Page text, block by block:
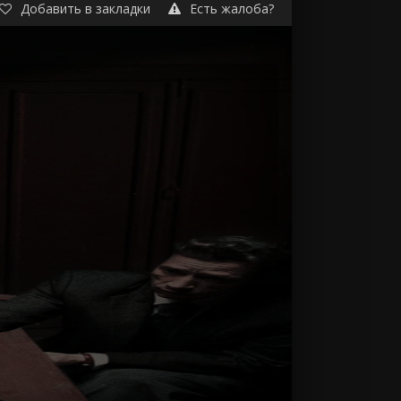
Добавить в закладки Есть жалоба?